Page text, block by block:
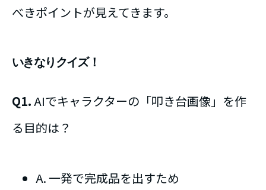
べきポイントが見えてきます。
いきなりクイズ！
Q1.AIでキャラクターの「叩き台画像」を作
る目的は？
A. 一発で完成品を出すため